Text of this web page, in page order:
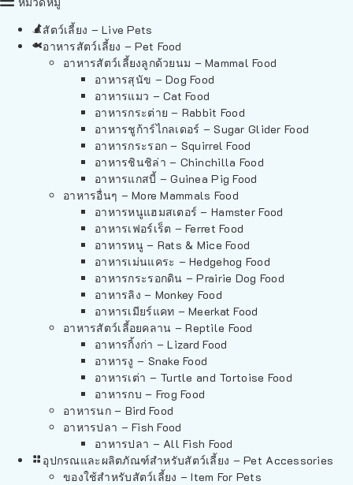
สัตว์เลี้ยง – Live Pets
อาหารสัตว์เลี้ยง – Pet Food
อาหารสัตว์เลี้ยงลูกด้วยนม – Mammal Food
อาหารสุนัข – Dog Food
อาหารแมว – Cat Food
อาหารกระต่าย – Rabbit Food
อาหารชูก้าร์ไกลเดอร์ – Sugar Glider Food
อาหารกระรอก – Squirrel Food
อาหารชินชิล่า – Chinchilla Food
อาหารแกสบี้ – Guinea Pig Food
อาหารอื่นๆ – More Mammals Food
อาหารหนูแฮมสเตอร์ – Hamster Food
อาหารเฟอร์เร็ต – Ferret Food
อาหารหนู – Rats & Mice Food
อาหารเม่นแคระ – Hedgehog Food
อาหารกระรอกดิน – Prairie Dog Food
อาหารลิง – Monkey Food
อาหารเมียร์แคท – Meerkat Food
อาหารสัตว์เลี้อยคลาน – Reptile Food
อาหารกิ้งก่า – Lizard Food
อาหารงู – Snake Food
อาหารเต่า – Turtle and Tortoise Food
อาหารกบ – Frog Food
อาหารนก – Bird Food
อาหารปลา – Fish Food
อาหารปลา – All Fish Food
อุปกรณและผลิตภัณฑ์สำหรับสัตว์เลี้ยง – Pet Accessories
ของใช้สำหรับสัตว์เลี้ยง – Item For Pets